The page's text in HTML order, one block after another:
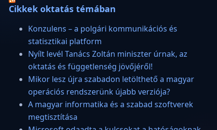
Cikkek oktatás témában
Konzulens – a polgári kommunikációs és
statisztikai platform
Nyílt levél Tanács Zoltán miniszter úrnak, az
oktatás és függetlenség jövőjéről!
Mikor lesz újra szabadon letölthető a magyar
operációs rendszerünk újabb verziója?
A magyar informatika és a szabad szoftverek
megtisztítása